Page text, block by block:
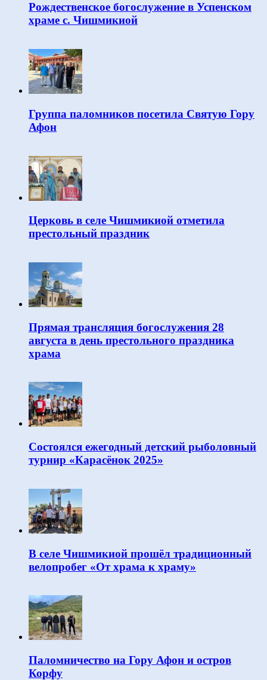
Рождественское богослужение в Успенском
храме с. Чишмикиой
Группа паломников посетила Святую Гору
Афон
Церковь в селе Чишмикиой отметила
престольный праздник
Прямая трансляция богослужения 28
августа в день престольного праздника
храма
Состоялся ежегодный детский рыболовный
турнир «Карасёнок 2025»
В селе Чишмикиой прошёл традиционный
велопробег «От храма к храму»
Паломничество на Гору Афон и остров
Корфу